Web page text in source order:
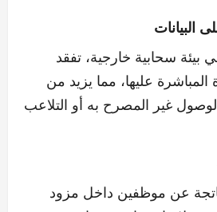
بيئة سحابية خارجية، تفقد
عليها، مما يزيد من
غير المصرح به أو التلاعب
عن موظفين داخل مزود